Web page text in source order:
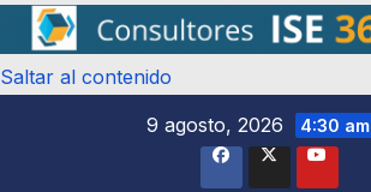
Saltar al contenido
9 agosto, 2026
4:30 am